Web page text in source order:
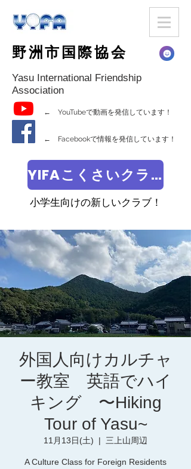
野洲市国際協会
Yasu International Friendship
Association
← YouTubeで動画を発信しています！
← Facebookで情報を発信しています！
YIFAこくさいクラブ
小学生向けの新しいクラブ！
外国人向けカルチャ
ー教室 英語でハイ
キング 〜Hiking
Tour of Yasu~
11月13日(土)
  |
三上山周辺
A Culture Class for Foreign Residents